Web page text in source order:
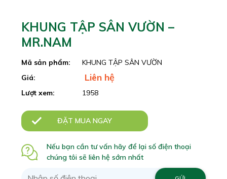
KHUNG TẬP SÂN VƯỜN –
MR.NAM
Mã sản phẩm:
KHUNG TẬP SÂN VƯỜN
Giá:
Liên hệ
Lượt xem: 1958
ĐẶT MUA NGAY
Nếu bạn cần tư vấn hãy để lại số điện thoại
chúng tôi sẽ liên hệ sớm nhất